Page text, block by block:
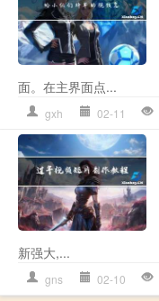
面。在主界面点...
gxh 02-11
新强大,...
gns 02-10